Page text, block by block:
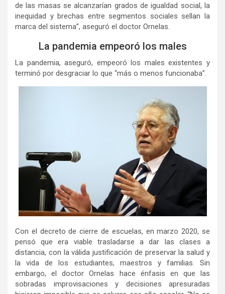
de las masas se alcanzarían grados de igualdad social, la
inequidad y brechas entre segmentos sociales sellan la
marca del sistema”, aseguró el doctor Ornelas.
La pandemia empeoró los males
La pandemia, aseguró, empeoró los males existentes y
terminó por desgraciar lo que “más o menos funcionaba”.
Con el decreto de cierre de escuelas, en marzo 2020, se
pensó que era viable trasladarse a dar las clases a
distancia, con la válida justificación de preservar la salud y
la vida de los estudiantes, maestros y familias. Sin
embargo, el doctor Ornelas hace énfasis en que las
sobradas improvisaciones y decisiones apresuradas